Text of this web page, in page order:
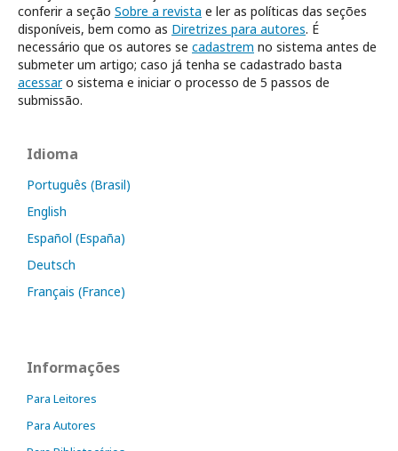
conferir a seção Sobre a revista e ler as políticas das seções
disponíveis, bem como as Diretrizes para autores. É
necessário que os autores se cadastrem no sistema antes de
submeter um artigo; caso já tenha se cadastrado basta
acessaro sistema e iniciar o processo de 5 passos de
submissão.
Idioma
Português (Brasil)
English
Español (España)
Deutsch
Français (France)
Informações
Para Leitores
Para Autores